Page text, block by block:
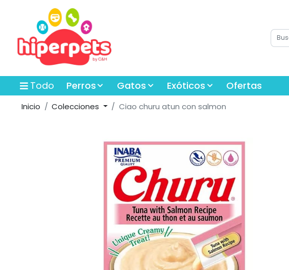
Todo Perros Gatos Exóticos Ofertas
Inicio Colecciones Ciao churu atun con salmon